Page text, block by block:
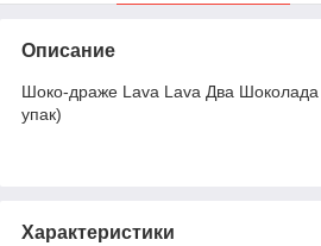
Описание
Шоко-драже Lava Lava Два Шоколада
упак)
Характеристики